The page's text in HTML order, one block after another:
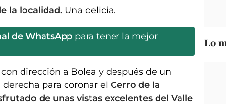
la localidad. Una delicia.
de WhatsApp para tener la mejor
dirección a Bolea y después de un
para coronar el Cerro de la
de unas vistas excelentes del Valle
Lo